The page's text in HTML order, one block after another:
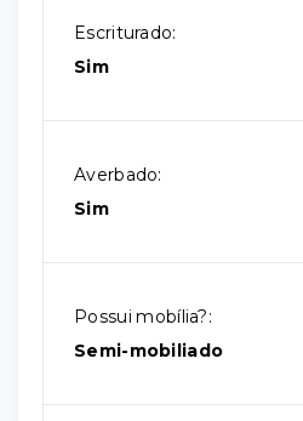
Escriturado:
Sim
Averbado:
Sim
Possui mobília?:
Semi-mobiliado